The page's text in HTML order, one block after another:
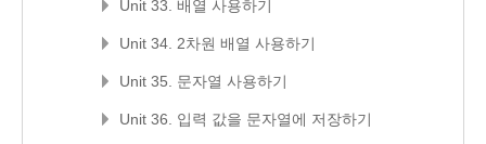
Unit 33. 배열 사용하기
Unit 34. 2차원 배열 사용하기
Unit 35. 문자열 사용하기
Unit 36. 입력 값을 문자열에 저장하기